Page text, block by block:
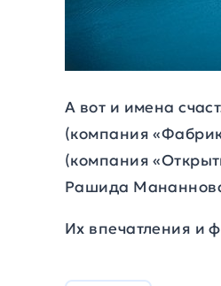
А вот и имена
(компания
(компания
Рашида
Их впечатления и